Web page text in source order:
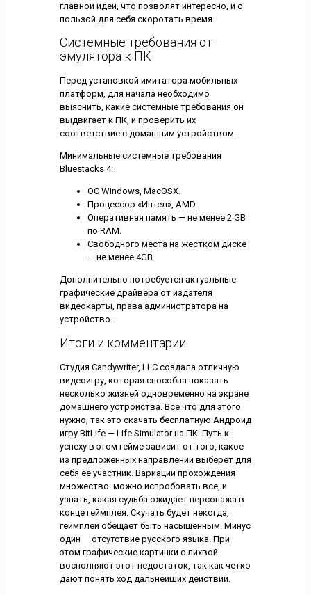
главной идеи, что позволят интересно, и с
пользой для себя скоротать время.
Системные требования от
эмулятора к ПК
Перед установкой имитатора мобильных
платформ, для начала необходимо
выяснить, какие системные требования он
выдвигает к ПК, и проверить их
соответствие с домашним устройством.
Минимальные системные требования
Bluestacks 4:
ОС Windows, MacOSX.
Процессор «Интел», AMD.
Оперативная память — не менее 2 GB
по RAM.
Свободного места на жестком диске
— не менее 4GB.
Дополнительно потребуется актуальные
графические драйвера от издателя
видеокарты, права администратора на
устройство.
Итоги и комментарии
Студия Candywriter, LLC создала отличную
видеоигру, которая способна показать
несколько жизней одновременно на экране
домашнего устройства. Все что для этого
нужно, так это скачать бесплатную Андроид
игру BitLife — Life Simulator на ПК. Путь к
успеху в этом гейме зависит от того, какое
из предложенных направлений выберет для
себя ее участник. Вариаций прохождения
множество: можно испробовать все, и
узнать, какая судьба ожидает персонажа в
конце геймплея. Скучать будет некогда,
геймплей обещает быть насыщенным. Минус
один — отсутствие русского языка. При
этом графические картинки с лихвой
восполняют этот недостаток, так как четко
дают понять ход дальнейших действий.